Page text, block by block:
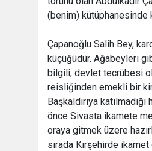
(benim) kütüphanesinde
Çapanoğlu Salih Bey,
küçüğüdür. Ağabeyleri
bilgili, devlet tecrübesi
reisliğinden emekli bir
Başkaldırıya
önce Sivasta ikamete
oraya gitmek üzere
sırada Kırşehirde